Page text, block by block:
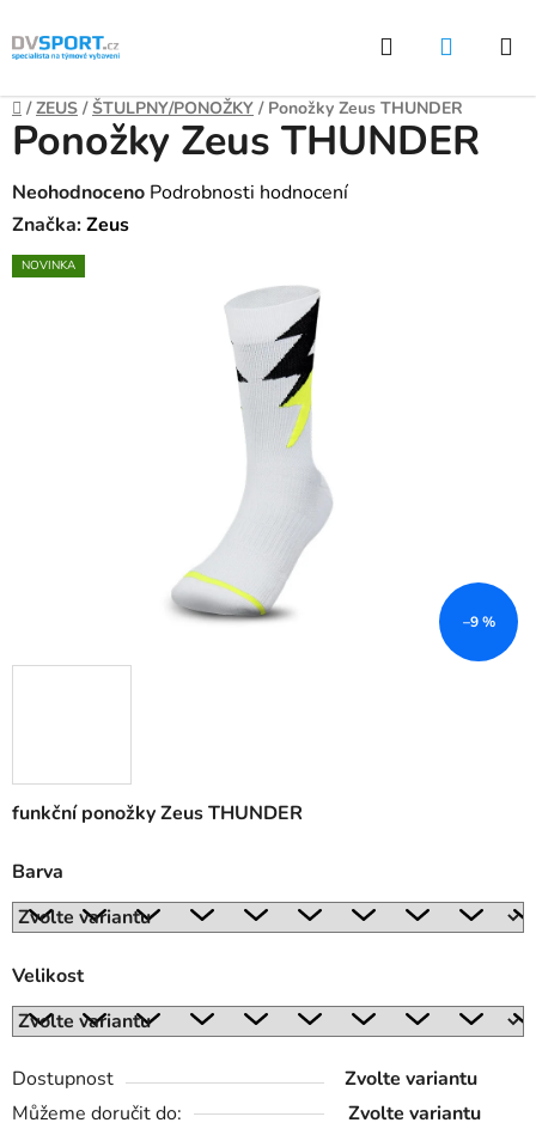
Přejít
na
Hledat
Domů
/ ZEUS / ŠTULPNY/PONOŽKY / Ponožky Zeus THUNDER
funkční ponožky Zeus THUNDER
Barva
Velikost
Dostupnost
Zvolte variantu
Můžeme doručit do:
Zvolte variantu
Ponožky Zeus THUNDER
Průměrné
hodnocení
produktu
Neohodnoceno Podrobnosti hodnocení
Značka:Zeus
NOVINKA
–9 %